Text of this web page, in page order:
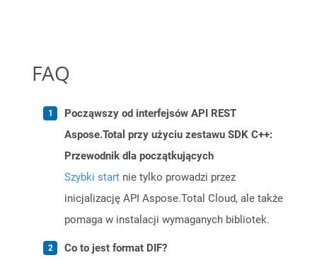
FAQ
Począwszy od interfejsów API REST
Aspose.Total przy użyciu zestawu SDK C++:
Przewodnik dla początkujących
Szybki start nie tylko prowadzi przez
inicjalizację API Aspose.Total Cloud, ale także
pomaga w instalacji wymaganych bibliotek.
Co to jest format DIF?